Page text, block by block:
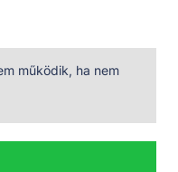
működik, ha nem